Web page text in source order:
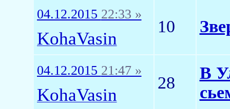
04.12.2015 22:33 »
KohaVasin
10
04.12.2015 21:47 »
KohaVasin
28
В